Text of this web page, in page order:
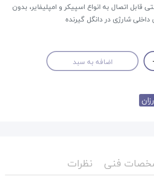
قابل اتصال به انواع اسپیکر و امپلیفایر، بدون
داخلی شارژی در دانگل گیرنده
اضافه به سبد
فنی نظرات